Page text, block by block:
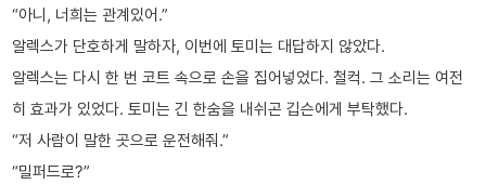
“아니, 너희는 관계있어.”
알렉스가 단호하게 말하자, 이번에 토미는 대답하지 않았다.
알렉스는 다시 한 번 코트 속으로 손을 집어넣었다. 철컥. 그 소리는 여전
히 효과가 있었다. 토미는 긴 한숨을 내쉬곤 깁슨에게 부탁했다.
“저 사람이 말한 곳으로 운전해줘.”
“밀퍼드로?”